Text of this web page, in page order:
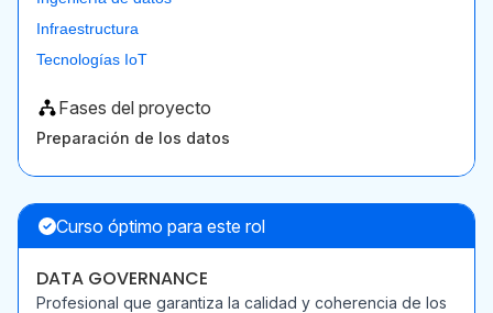
Infraestructura
Tecnologías IoT
Fases del proyecto
Preparación de los datos
Curso óptimo para este rol
DATA GOVERNANCE
Profesional que garantiza la calidad y coherencia de los